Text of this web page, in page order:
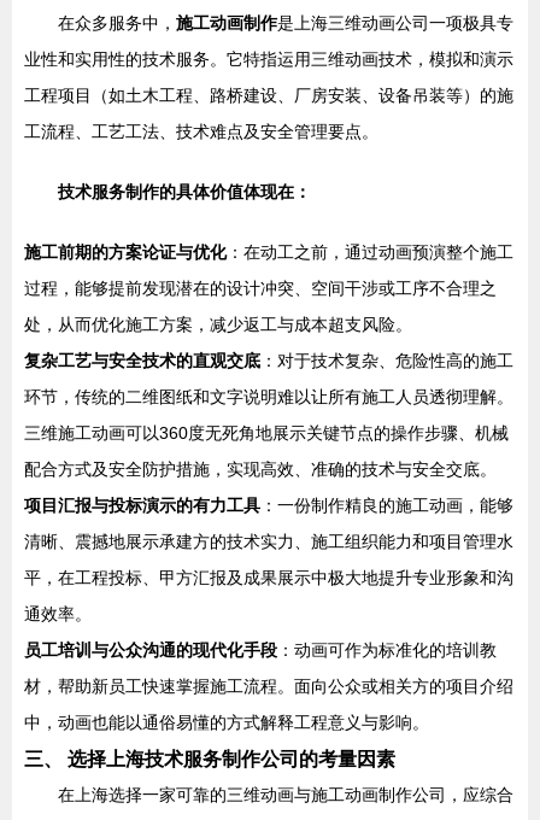
在众多服务中， 施工动画制作是上海三维动画公司一项极具专
业性和实用性的技术服务。它特指运用三维动画技术，模拟和演示
工程项目（如土木工程、路桥建设、厂房安装、设备吊装等）的施
工流程、工艺工法、技术难点及安全管理要点。
技术服务制作的具体价值体现在：
施工前期的方案论证与优化：在动工之前，通过动画预演整个施工
过程，能够提前发现潜在的设计冲突、空间干涉或工序不合理之
处，从而优化施工方案，减少返工与成本超支风险。
复杂工艺与安全技术的直观交底 ：对于技术复杂、危险性高的施工
环节，传统的二维图纸和文字说明难以让所有施工人员透彻理解。
三维施工动画可以360度无死角地展示关键节点的操作步骤、机械
配合方式及安全防护措施，实现高效、准确的技术与安全交底。
项目汇报与投标演示的有力工具 ：一份制作精良的施工动画，能够
清晰、震撼地展示承建方的技术实力、施工组织能力和项目管理水
平，在工程投标、甲方汇报及成果展示中极大地提升专业形象和沟
通效率。
员工培训与公众沟通的现代化手段 ：动画可作为标准化的培训教
材，帮助新员工快速掌握施工流程。面向公众或相关方的项目介绍
中，动画也能以通俗易懂的方式解释工程意义与影响。
三、 选择上海技术服务制作公司的考量因素
在上海选择一家可靠的三维动画与施工动画制作公司，应综合